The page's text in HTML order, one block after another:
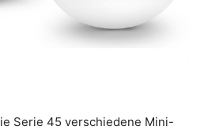
Serie 45 verschiedene Mini-